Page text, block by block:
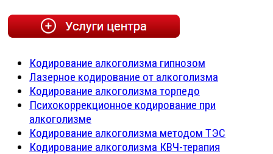
Кодирование алкоголизма гипнозом
Лазерное кодирование от алкоголизма
Кодирование алкоголизма торпедо
Психокоррекционное кодирование при
алкоголизме
Кодирование алкоголизма методом ТЭС
Кодирование алкоголизма КВЧ-терапия